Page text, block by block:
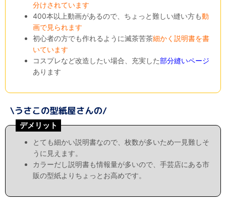
分けされています
400本以上動画があるので、ちょっと難しい縫い方も動
画で見られます
初心者の方でも作れるように滅茶苦茶細かく説明書を書
いています
コスプレなど改造したい場合、充実した部分縫いページ
あります
デメリット
とても細かい説明書なので、枚数が多いため一見難しそ
うに見えます。
カラーだし説明書も情報量が多いので、手芸店にある市
販の型紙よりちょっとお高めです。